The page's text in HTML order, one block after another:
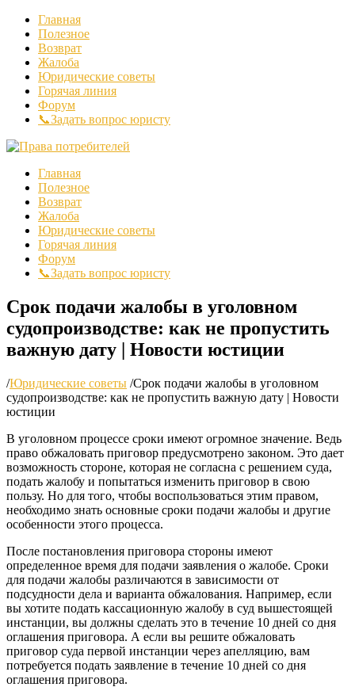
Главная
Полезное
Возврат
Жалоба
Юридические советы
Горячая линия
Форум
📞Задать вопрос юристу
Главная
Полезное
Возврат
Жалоба
Юридические советы
Горячая линия
Форум
📞Задать вопрос юристу
Срок подачи жалобы в уголовном
судопроизводстве: как не пропустить
важную дату | Новости юстиции
/Юридические советы /Срок подачи жалобы в уголовном
судопроизводстве: как не пропустить важную дату | Новости
юстиции
В уголовном процессе сроки имеют огромное значение. Ведь
право обжаловать приговор предусмотрено законом. Это дает
возможность стороне, которая не согласна с решением суда,
подать жалобу и попытаться изменить приговор в свою
пользу. Но для того, чтобы воспользоваться этим правом,
необходимо знать основные сроки подачи жалобы и другие
особенности этого процесса.
После постановления приговора стороны имеют
определенное время для подачи заявления о жалобе. Сроки
для подачи жалобы различаются в зависимости от
подсудности дела и варианта обжалования. Например, если
вы хотите подать кассационную жалобу в суд вышестоящей
инстанции, вы должны сделать это в течение 10 дней со дня
оглашения приговора. А если вы решите обжаловать
приговор суда первой инстанции через апелляцию, вам
потребуется подать заявление в течение 10 дней со дня
оглашения приговора.